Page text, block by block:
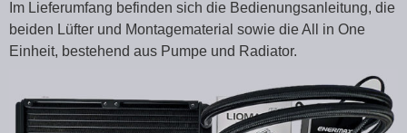
Im Lieferumfang befinden sich die Bedienungsanleitung, die
beiden Lüfter und Montagematerial sowie die All in One
Einheit, bestehend aus Pumpe und Radiator.